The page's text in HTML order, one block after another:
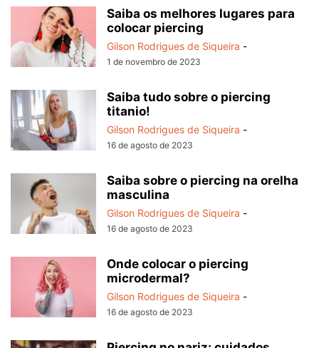
Saiba os melhores lugares para
colocar piercing
Gilson Rodrigues de Siqueira -
1 de novembro de 2023
Saiba tudo sobre o piercing
titanio!
Gilson Rodrigues de Siqueira -
16 de agosto de 2023
Saiba sobre o piercing na orelha
masculina
Gilson Rodrigues de Siqueira -
16 de agosto de 2023
Onde colocar o piercing
microdermal?
Gilson Rodrigues de Siqueira -
16 de agosto de 2023